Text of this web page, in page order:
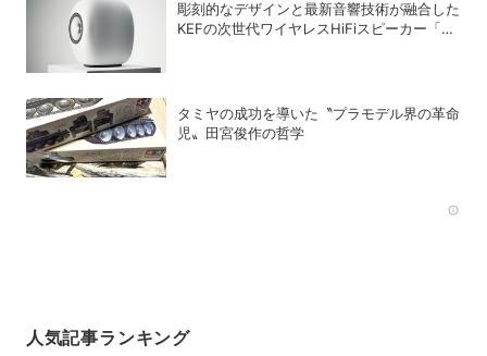
彫刻的なデザインと最新音響技術が融合した
KEFの次世代ワイヤレスHiFiスピーカー「LS
タミヤの成功を導いた〝プラモデル界の革命
児〟田宮俊作の哲学
人気記事ランキング